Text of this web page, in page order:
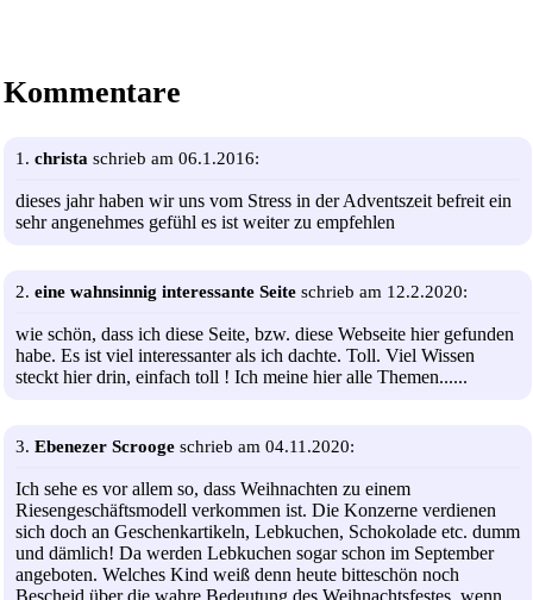
Kommentare
1. christa schrieb am 06.1.2016:
dieses jahr haben wir uns vom Stress in der Adventszeit befreit ein
sehr angenehmes gefühl es ist weiter zu empfehlen
2. eine wahnsinnig interessante Seite schrieb am 12.2.2020:
wie schön, dass ich diese Seite, bzw. diese Webseite hier gefunden
habe. Es ist viel interessanter als ich dachte. Toll. Viel Wissen
steckt hier drin, einfach toll ! Ich meine hier alle Themen......
3. Ebenezer Scrooge schrieb am 04.11.2020:
Ich sehe es vor allem so, dass Weihnachten zu einem
Riesengeschäftsmodell verkommen ist. Die Konzerne verdienen
sich doch an Geschenkartikeln, Lebkuchen, Schokolade etc. dumm
und dämlich! Da werden Lebkuchen sogar schon im September
angeboten. Welches Kind weiß denn heute bitteschön noch
Bescheid über die wahre Bedeutung des Weihnachtsfestes, wenn